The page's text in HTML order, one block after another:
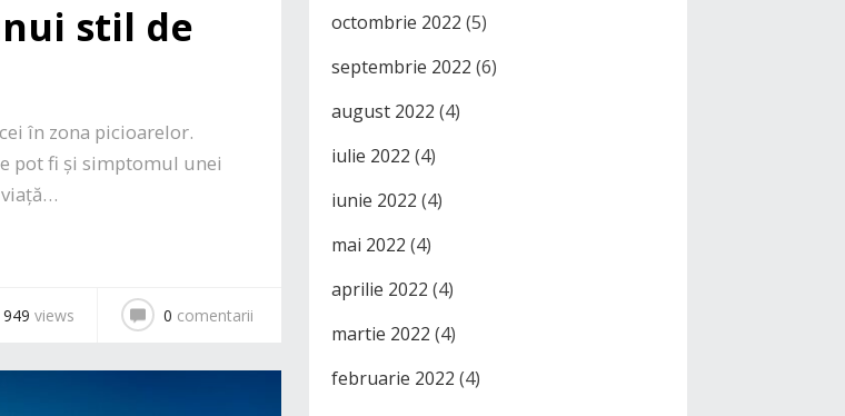
stil de
în zona picioarelor.
pot fi și simptomul unei
949 views 0 comentarii
octombrie 2022 (5)
septembrie 2022 (6)
august 2022 (4)
iulie 2022 (4)
iunie 2022 (4)
mai 2022 (4)
aprilie 2022 (4)
martie 2022 (4)
februarie 2022 (4)